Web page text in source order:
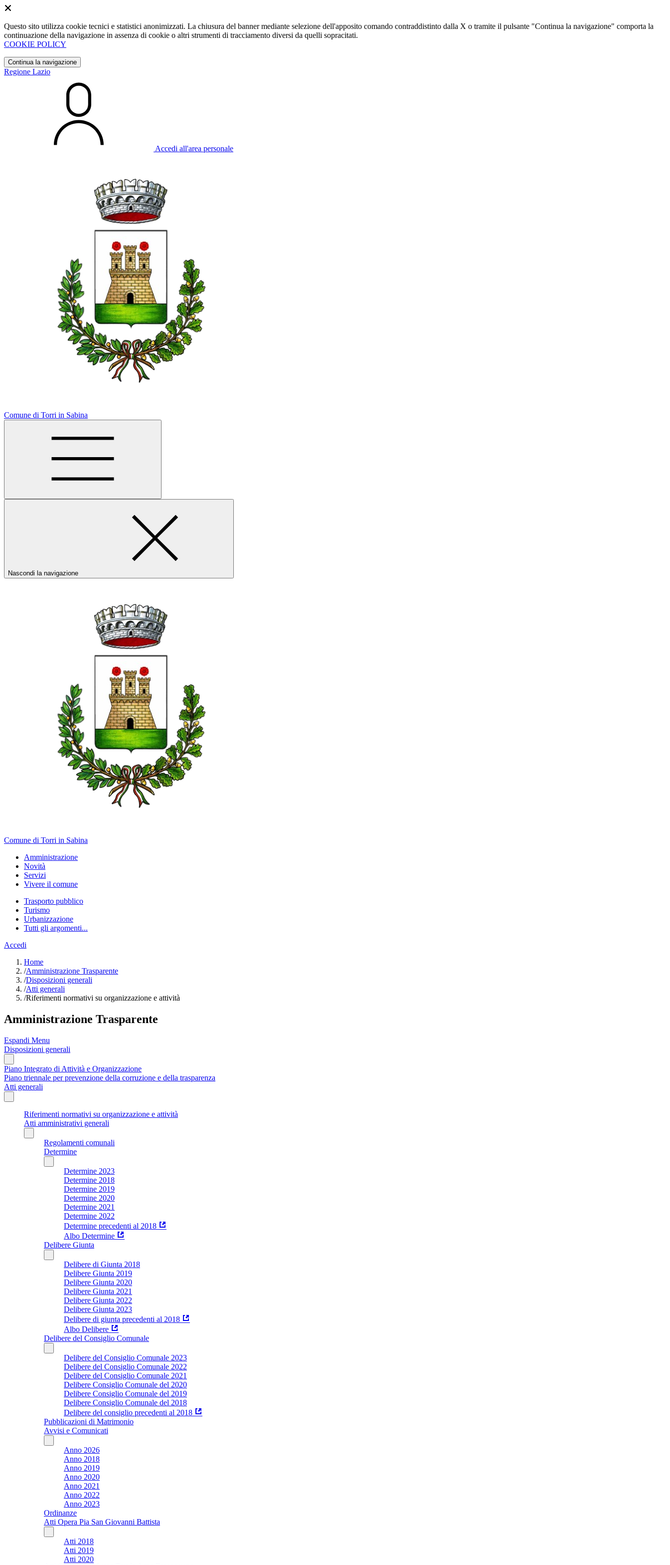
Questo sito utilizza cookie tecnici e statistici anonimizzati. La chiusura del banner mediante selezione dell'apposito comando contraddistinto dalla X o tramite il pulsante "Continua la navigazione" comporta la
continuazione della navigazione in assenza di cookie o altri strumenti di tracciamento diversi da quelli sopracitati.
COOKIE POLICY
Continua la navigazione
Regione Lazio
Accedi all'area personale
Comune di Torri in Sabina
Nascondi la navigazione
Comune di Torri in Sabina
Amministrazione
Novità
Servizi
Vivere il comune
Trasporto pubblico
Turismo
Urbanizzazione
Tutti gli argomenti...
Accedi
Home
/Amministrazione Trasparente
/Disposizioni generali
/Atti generali
/Riferimenti normativi su organizzazione e attività
Amministrazione Trasparente
Espandi Menu
Disposizioni generali
Piano Integrato di Attività e Organizzazione
Piano triennale per prevenzione della corruzione e della trasparenza
Atti generali
Riferimenti normativi su organizzazione e attività
Atti amministrativi generali
Regolamenti comunali
Determine
Determine 2023
Determine 2018
Determine 2019
Determine 2020
Determine 2021
Determine 2022
Determine precedenti al 2018
Albo Determine
Delibere Giunta
Delibere di Giunta 2018
Delibere Giunta 2019
Delibere Giunta 2020
Delibere Giunta 2021
Delibere Giunta 2022
Delibere Giunta 2023
Delibere di giunta precedenti al 2018
Albo Delibere
Delibere del Consiglio Comunale
Delibere del Consiglio Comunale 2023
Delibere del Consiglio Comunale 2022
Delibere del Consiglio Comunale 2021
Delibere Consiglio Comunale del 2020
Delibere Consiglio Comunale del 2019
Delibere Consiglio Comunale del 2018
Delibere del consiglio precedenti al 2018
Pubblicazioni di Matrimonio
Avvisi e Comunicati
Anno 2026
Anno 2018
Anno 2019
Anno 2020
Anno 2021
Anno 2022
Anno 2023
Ordinanze
Atti Opera Pia San Giovanni Battista
Atti 2018
Atti 2019
Atti 2020